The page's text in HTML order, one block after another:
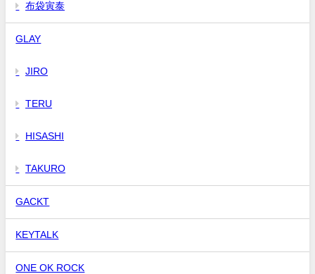
布袋寅泰
GLAY
JIRO
TERU
HISASHI
TAKURO
GACKT
KEYTALK
ONE OK ROCK